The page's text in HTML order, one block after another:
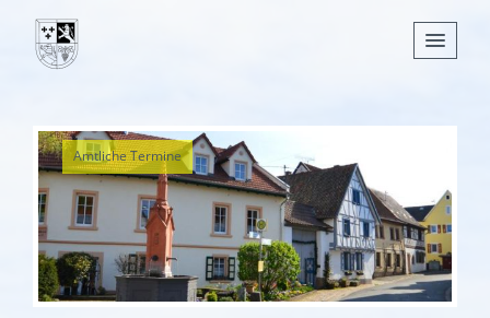
Nachrichten
Leben
Verwaltung
Tourismus
Gemeinden
Amtliche Termine